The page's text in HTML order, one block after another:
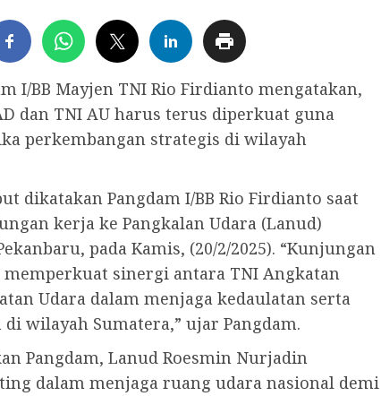
I/BB Mayjen TNI Rio Firdianto mengatakan,
dan TNI AU harus terus diperkuat guna
perkembangan strategis di wilayah
dikatakan Pangdam I/BB Rio Firdianto saat
kerja ke Pangkalan Udara (Lanud)
pada Kamis, (20/2/2025). “Kunjungan
sinergi antara TNI Angkatan
Udara dalam menjaga kedaulatan serta
wilayah Sumatera,” ujar Pangdam.
Pangdam, Lanud Roesmin Nurjadin
dalam menjaga ruang udara nasional demi